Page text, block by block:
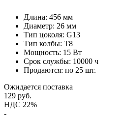
Длина: 456 мм
Диаметр: 26 мм
Тип цоколя: G13
Тип колбы: T8
Мощность: 15 Вт
Срок службы: 10000 ч
Продаются: по 25 шт.
Ожидается поставка
129 руб.
НДС 22%
-